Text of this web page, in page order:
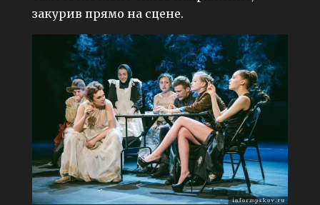
закурив прямо на сцене.